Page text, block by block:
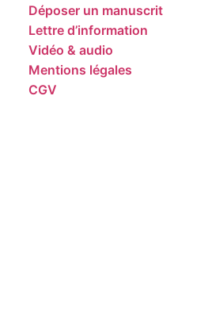
Déposer un manuscrit
Lettre d’information
Vidéo & audio
Mentions légales
CGV